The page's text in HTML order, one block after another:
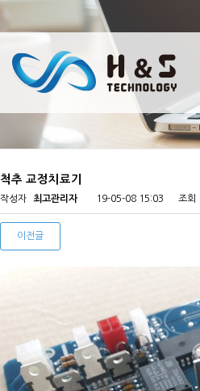
척추 교정치료기
작성자 최고관리자 19-05-08 15:03 조회
이전글